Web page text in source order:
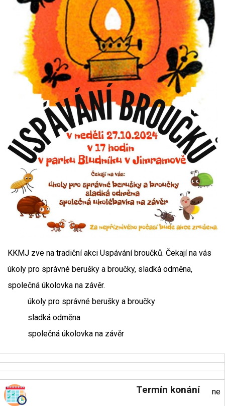
KKMJ zve na tradiční akci Uspávání broučků. Čekají na vás
úkoly pro správné berušky a broučky, sladká odměna,
společná úkolovka na závěr.
úkoly pro správné berušky a broučky
sladká odměna
společná úkolovka na závěr
Termín konání ne